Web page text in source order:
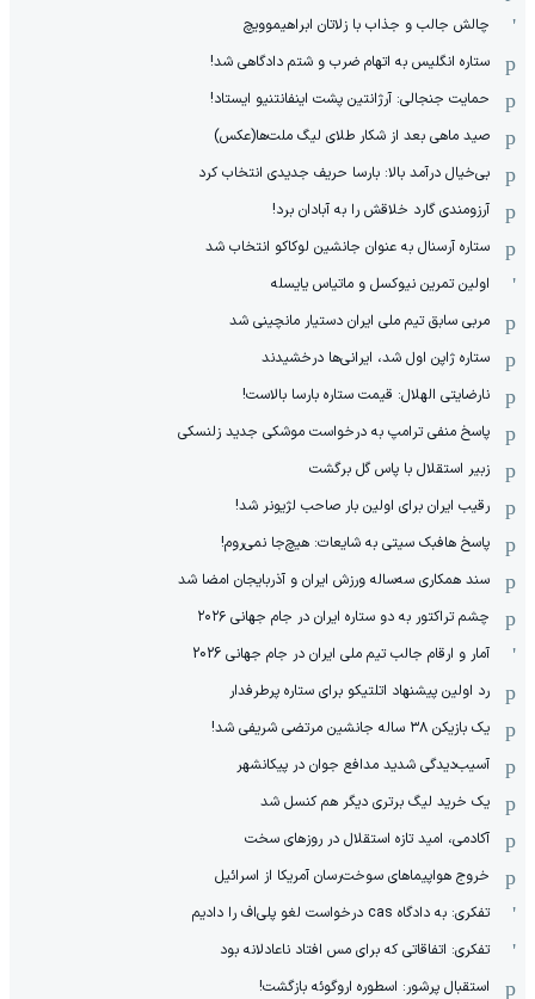
چالش جالب و جذاب با زلاتان ابراهیموویچ
ستاره انگلیس به اتهام ضرب و شتم دادگاهی شد!
حمایت جنجالی: آرژانتین پشت اینفانتنیو ایستاد!
صید ماهی بعد از شکار طلای لیگ ملت‌ها(عکس)
بی‌خیال درآمد بالا: بارسا حریف جدیدی انتخاب کرد
آرزومندی گارد خلاقش را به آبادان برد!
ستاره آرسنال به عنوان جانشین لوکاکو انتخاب شد
اولین تمرین نیوکسل و ماتیاس یایسله
مربی سابق تیم ملی ایران دستیار مانچینی شد
ستاره ژاپن اول شد، ایرانی‌ها درخشیدند
نارضایتی الهلال: قیمت ستاره بارسا بالاست!
پاسخ منفی ترامپ به درخواست موشکی جدید زلنسکی
زبیر استقلال با پاس گل برگشت
رقیب ایران برای اولین بار صاحب لژیونر شد!
پاسخ هافبک سیتی به شایعات: هیچ‌جا نمی‌روم!
سند همکاری سه‌ساله‌ ‌ورزش ایران و آذربایجان امضا شد
چشم تراکتور به دو ستاره ایران در جام جهانی ۲۰۲۶
آمار و ارقام جالب تیم ملی ایران در جام جهانی 2026
رد اولین پیشنهاد اتلتیکو برای ستاره پرطرفدار
یک بازیکن ۳۸ ساله جانشین مرتضی شریفی شد!
آسیب‌دیدگی شدید مدافع جوان در پیکانشهر
یک خرید لیگ برتری دیگر هم کنسل شد
آکادمی، امید تازه استقلال در روزهای سخت
خروج هواپیماهای سوخت‌رسان آمریکا از اسرائیل
تفکری: به دادگاه cas درخواست لغو پلی‌اف را دادیم
تفکری: اتفاقاتی که برای مس افتاد ناعادلانه بود
استقبال پرشور: اسطوره اروگوئه بازگشت!